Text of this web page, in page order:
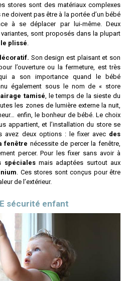
stores sont des matériaux complexes
doivent pas être à la portée d’un bébé
à se déplacer par lui-même. Deux
sont proposés dans la plupart
le plissé.
Son design est plaisant et son
l’ouverture ou la fermeture, est très
a son importance quand le bébé
également sous le nom de « store
tamisé, le temps de la sieste du
les zones de lumière externe la nuit,
enfin, le bonheur de bébé. Le choix
appartient, et l’installation du store se
avez deux options : le fixer avec des
fenêtre nécessite de percer la fenêtre,
percer. Pour les fixer sans avoir à
spécialesmais adaptées surtout aux
. Ces stores sont conçus pour être
de l’extérieur.
sécurité enfant